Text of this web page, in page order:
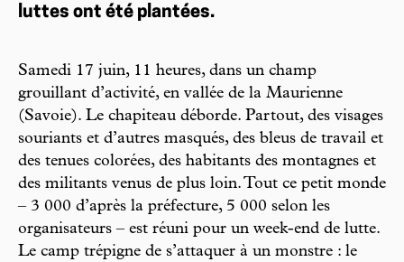
luttes ont été plantées.
Samedi 17 juin, 11 heures, dans un champ
grouillant d’activité, en vallée de la Maurienne
(Savoie). Le chapiteau déborde. Partout, des visages
souriants et d’autres masqués, des bleus de travail et
des tenues colorées, des habitants des montagnes et
des militants venus de plus loin. Tout ce petit monde
– 3 000 d’après la préfecture, 5 000 selon les
organisateurs – est réuni pour un week-end de lutte.
Le camp trépigne de s’attaquer à un monstre : le